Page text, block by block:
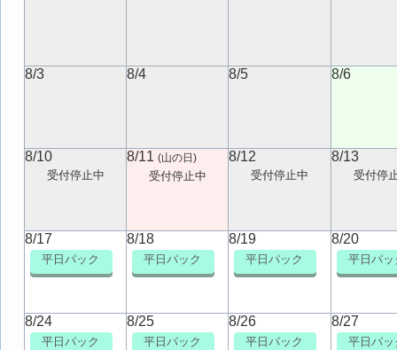
8/3 8/4 8/5 8/6
8/10
受付停止中
8/11(山の日)
受付停止中
8/12
受付停止中
8/13
受付停
8/17
平日パック
8/18
平日パック
8/19
平日パック
8/20
平日パッ
8/24
平日パック
8/25
平日パック
8/26
平日パック
8/27
平日パッ